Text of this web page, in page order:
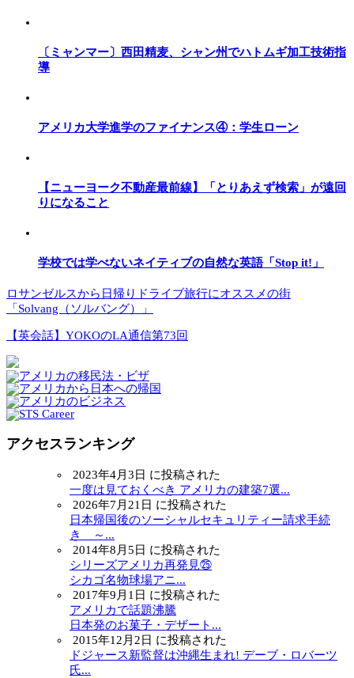
〔ミャンマー〕西田精麦、シャン州でハトムギ加工技術指
導
アメリカ大学進学のファイナンス④：学生ローン
【ニューヨーク不動産最前線】「とりあえず検索」が遠回
りになること
学校では学べないネイティブの自然な英語「Stop it!」
ロサンゼルスから日帰りドライブ旅行にオススメの街
「Solvang（ソルバング）」
【英会話】YOKOのLA通信第73回
アクセスランキング
2023年4月3日 に投稿された
一度は見ておくべき アメリカの建築7選...
2026年7月21日 に投稿された
日本帰国後のソーシャルセキュリティー請求手続
き ～...
2014年8月5日 に投稿された
シリーズアメリカ再発見㉕
シカゴ名物球場アニ...
2017年9月1日 に投稿された
アメリカで話題沸騰
日本発のお菓子・デザート...
2015年12月2日 に投稿された
ドジャース新監督は沖縄生まれ! デーブ・ロバーツ
氏...